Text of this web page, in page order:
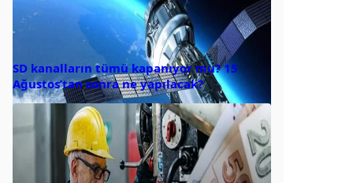
SD kanalların tümü kapanıyor mu? 15
Ağustos’tan sonra ne yapılacak?